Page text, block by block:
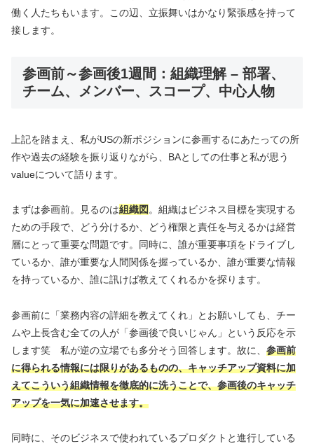
働く人たちもいます。この辺、立振舞いはかなり緊張感を持って
接します。
参画前～参画後1週間：組織理解 – 部署、
チーム、メンバー、スコープ、中心人物
上記を踏まえ、私がUSの新ポジションに参画するにあたっての所
作や過去の経験を振り返りながら、BAとしての仕事と私が思う
valueについて語ります。
まずは参画前。見るのは組織図。組織はビジネス目標を実現する
ための手段で、どう分けるか、どう権限と責任を与えるかは経営
層にとって重要な問題です。同時に、誰が重要事項をドライブし
ているか、誰が重要な人間関係を握っているか、誰が重要な情報
を持っているか、誰に訊けば教えてくれるかを探ります。
参画前に「業務内容の詳細を教えてくれ」とお願いしても、チー
ムや上長含む全ての人が「参画後で良いじゃん」という反応を示
します笑 私が逆の立場でも多分そう回答します。故に、 参画前
に得られる情報には限りがあるものの、キャッチアップ資料に加
えてこういう組織情報を徹底的に洗うことで、参画後のキャッチ
アップを一気に加速させます。
同時に、そのビジネスで使われているプロダクトと進行している